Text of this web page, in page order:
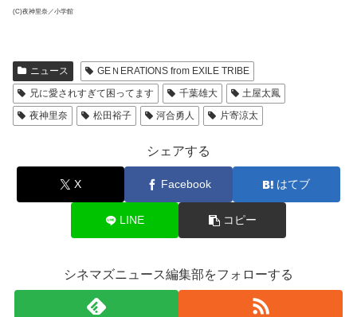
(C)夜神里奈／小学館
ニュース
GEＮERATIONS from EXILE TRIBE
兄に愛されすぎて困ってます
千葉雄大
土屋太鳳
夜神里奈
松田裕子 河合勇人 片寄涼太
シェアする
X Facebook はてブ
LINE コピー
シネマズニュース編集部をフォローする